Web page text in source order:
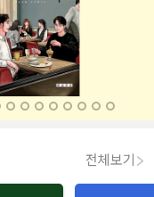
전체보기